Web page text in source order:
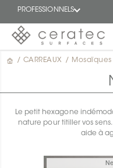
PROFESSIONNELS
En
/ CARREAUX / Mosaïques
Le petit hexagone
nature pour titiller vos
aide à